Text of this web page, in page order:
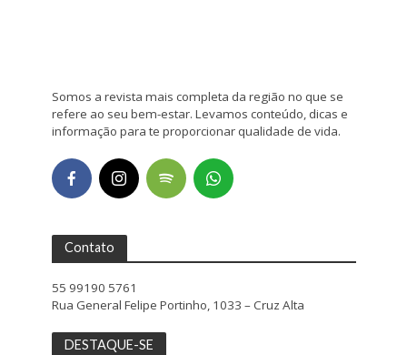
Somos a revista mais completa da região no que se
refere ao seu bem-estar. Levamos conteúdo, dicas e
informação para te proporcionar qualidade de vida.
Contato
55 99190 5761
Rua General Felipe Portinho, 1033 – Cruz Alta
DESTAQUE-SE